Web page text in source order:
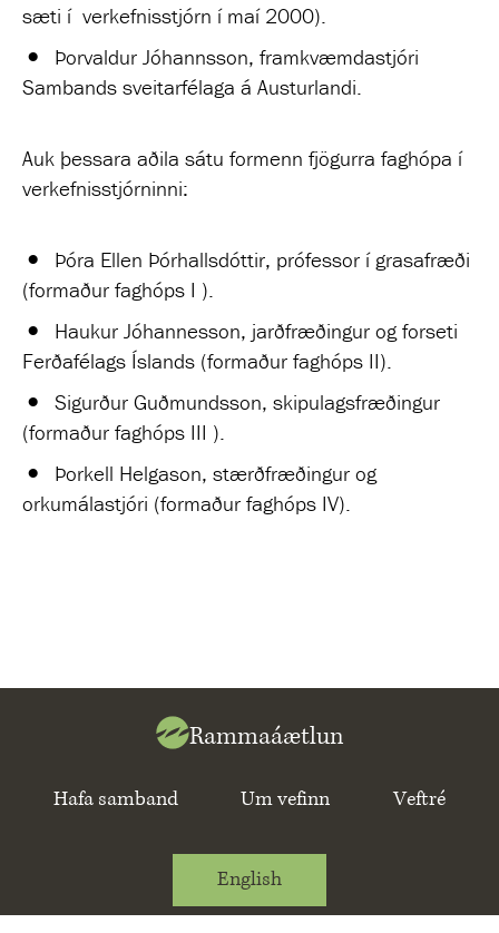
sæti í verkefnisstjórn í maí 2000).
Þorvaldur Jóhannsson, framkvæmdastjóri
Sambands sveitarfélaga á Austurlandi.
Auk þessara aðila sátu formenn fjögurra faghópa í
verkefnisstjórninni:
Þóra Ellen Þórhallsdóttir, prófessor í grasafræði
(formaður faghóps I ).
Haukur Jóhannesson, jarðfræðingur og forseti
Ferðafélags Íslands (formaður faghóps II).
Sigurður Guðmundsson, skipulagsfræðingur
(formaður faghóps III ).
Þorkell Helgason, stærðfræðingur og
orkumálastjóri (formaður faghóps IV).
Rammaáætlun
Hafa samband Um vefinn Veftré
English